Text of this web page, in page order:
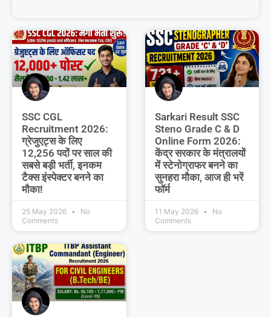
SSC CGL
Recruitment 2026:
ग्रेजुएट्स के लिए
12,256 पदों पर साल की
सबसे बड़ी भर्ती, इनकम
टैक्स इंस्पेक्टर बनने का
मौका!
25 May 2026
No
Comments
Sarkari Result SSC
Steno Grade C & D
Online Form 2026:
केंद्र सरकार के मंत्रालयों
में स्टेनोग्राफर बनने का
सुनहरा मौका, आज ही भरें
फॉर्म
11 May 2026
No
Comments